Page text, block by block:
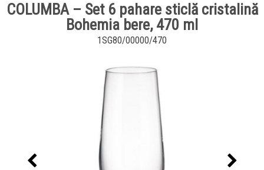
COLUMBA – Set 6 pahare sticlă cristalină
Bohemia bere, 470 ml
1SG80/00000/470